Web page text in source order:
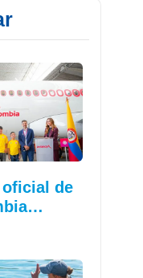
oficial de